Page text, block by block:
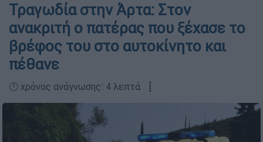
Τραγωδία στην Άρτα: Στον
ανακριτή ο πατέρας που ξέχασε το
βρέφος του στο αυτοκίνητο και
πέθανε
🕛 χρόνος ανάγνωσης: 4 λεπτά ┋